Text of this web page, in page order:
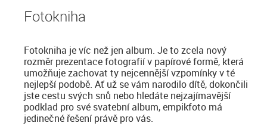
Fotokniha
Fotokniha je víc než jen album. Je to zcela nový
rozměr prezentace fotografií v papírové formě, která
umožňuje zachovat ty nejcennější vzpomínky v té
nejlepší podobě. Ať už se vám narodilo dítě, dokončili
jste cestu svých snů nebo hledáte nejzajímavější
podklad pro své svatební album, empikfoto má
jedinečné řešení právě pro vás.